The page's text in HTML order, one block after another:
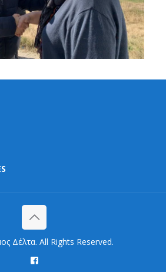
Δέλτα. All Rights Reserved.